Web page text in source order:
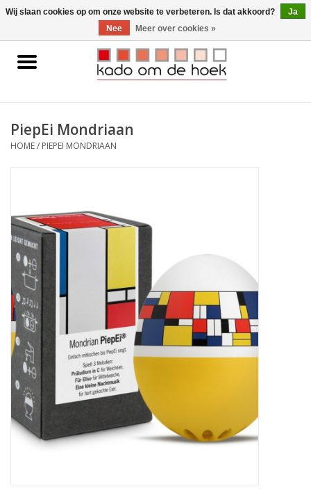
0 Artikelen - €0,00
Home
Gadgets
Interieur
Kids
Pylones
PiepEi Mondriaan
HOME/ PIEPEI MONDRIAAN
Wij slaan cookies op om onze website te verbeteren. Is dat akkoord?
Ja
Nee
Meer over cookies »